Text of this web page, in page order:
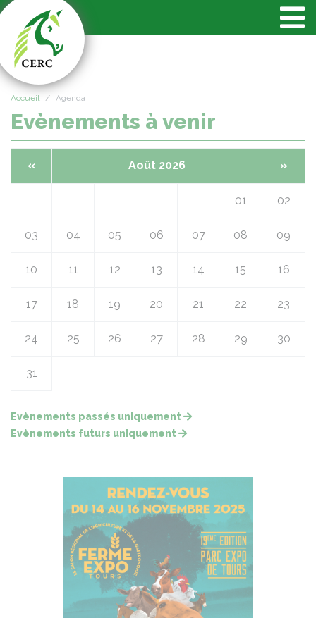
Accueil Agenda
Evènements à venir
« Août 2026 »
01 02
03 04 05 06 07 08 09
10 11 12 13 14 15 16
17 18 19 20 21 22 23
24 25 26 27 28 29 30
31
Evènements passés uniquement
Evènements futurs uniquement
Panneau de gestion des cookies